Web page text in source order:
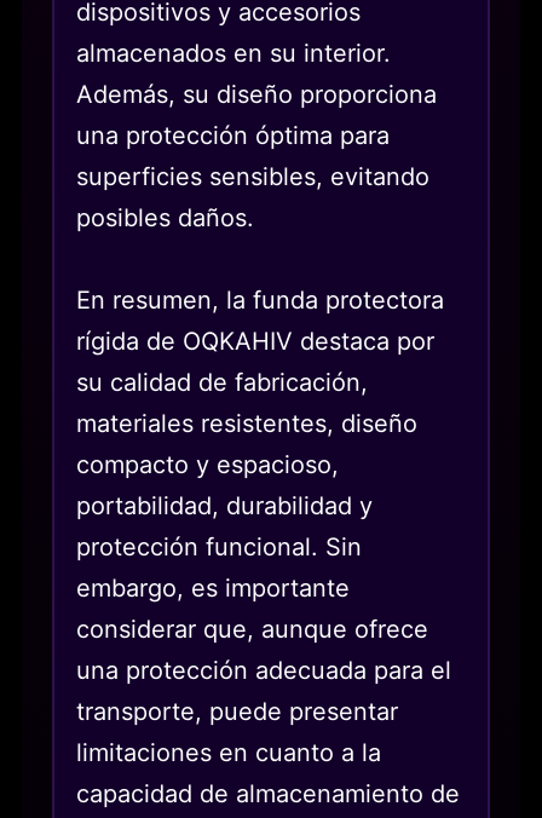
dispositivos y accesorios
almacenados en su interior.
Además, su diseño proporciona
una protección óptima para
superficies sensibles, evitando
posibles daños.
En resumen, la funda protectora
rígida de OQKAHIV destaca por
su calidad de fabricación,
materiales resistentes, diseño
compacto y espacioso,
portabilidad, durabilidad y
protección funcional. Sin
embargo, es importante
considerar que, aunque ofrece
una protección adecuada para el
transporte, puede presentar
limitaciones en cuanto a la
capacidad de almacenamiento de